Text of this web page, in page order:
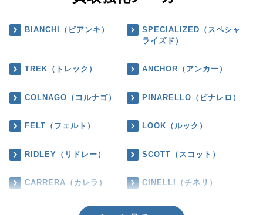
BIANCHI（ビアンキ）
SPECIALIZED（スペシャ
ライズド）
TREK（トレック） ANCHOR（アンカー）
COLNAGO（コルナゴ） PINARELLO（ピナレロ）
FELT（フェルト） LOOK（ルック）
RIDLEY（リドレー） SCOTT（スコット）
CARRERA（カレラ） CINELLI（チネリ）